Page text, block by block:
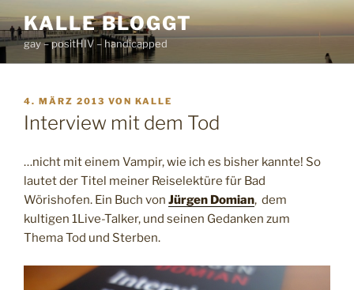
Inhalt
springen
KALLE BLOGGT
gay – positHIV – handicapped
VERÖFFENTLICHT
AM
4. MÄRZ 2013 VON KALLE
Interview mit dem Tod
…nicht mit einem Vampir, wie ich es bisher kannte! So
lautet der Titel meiner Reiselektüre für Bad
Wörishofen. Ein Buch von Jürgen Domian, dem
kultigen 1Live-Talker, und seinen Gedanken zum
Thema Tod und Sterben.